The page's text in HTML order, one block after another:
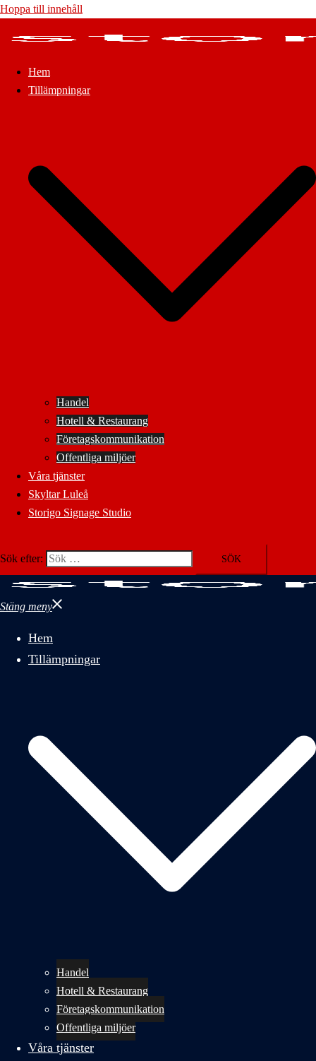
Hoppa till innehåll
Hem
Tillämpningar
Handel
Hotell & Restaurang
Företagskommunikation
Offentliga miljöer
Våra tjänster
Skyltar Luleå
Storigo Signage Studio
Sök efter:
Stäng meny
Hem
Tillämpningar
Handel
Hotell & Restaurang
Företagskommunikation
Offentliga miljöer
Våra tjänster